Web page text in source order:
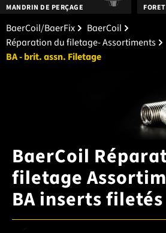
MANDRIN DE PERÇAGE
BaerCoil/BaerFix
BaerCoil
Réparation du filetage- Assortiments
BA - brit. assn. Filetage
BaerCoil
filetage
BA inserts filetés